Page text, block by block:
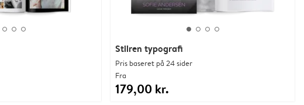
Stilren typografi
Pris baseret på 24 sider
Fra
179,00 kr.